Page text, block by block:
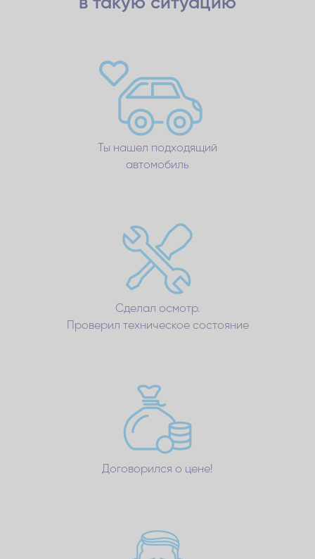
Ты нашел подходящий
автомобиль
Сделал осмотр.
Проверил техническое состояние
Договорился о цене!